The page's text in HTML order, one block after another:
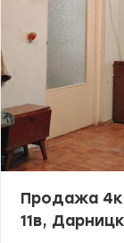
Продажа 4к
11в,